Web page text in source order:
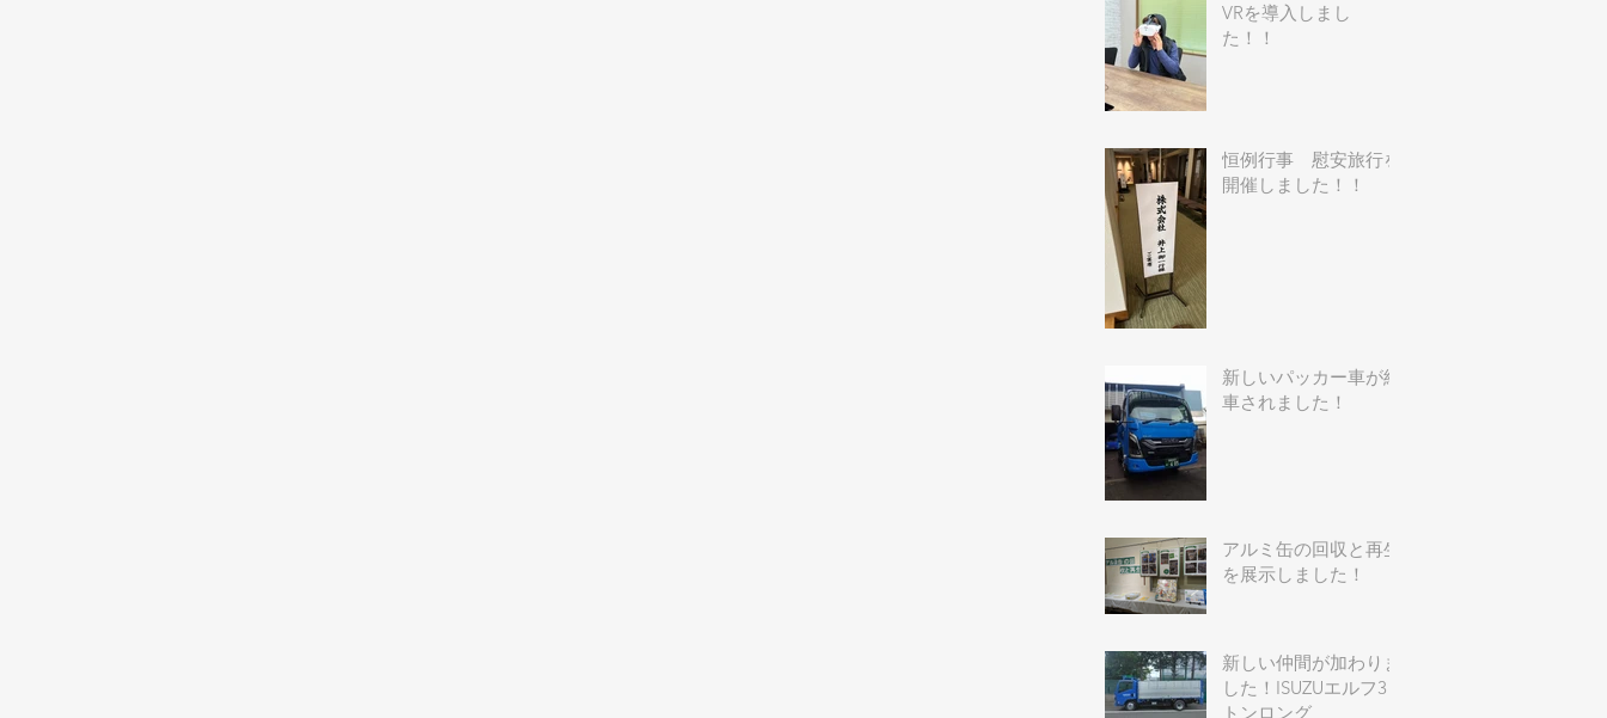
VRを導入しまし
た！！
恒例行事 慰安旅行を
開催しました！！
新しいパッカー車が納
車されました！
アルミ缶の回収と再生
を展示しました！
新しい仲間が加わりま
した！ISUZUエルフ3
トンロング